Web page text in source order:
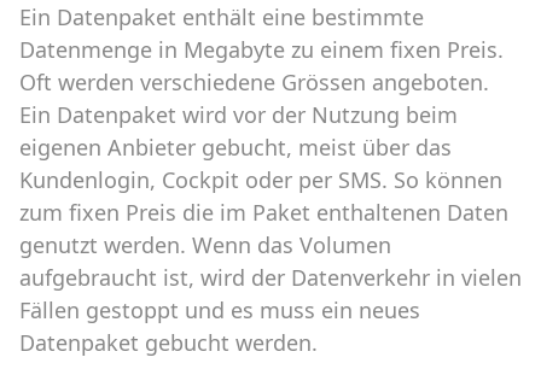
Ein Datenpaket enthält eine bestimmte
Datenmenge in Megabyte zu einem fixen Preis.
Oft werden verschiedene Grössen angeboten.
Ein Datenpaket wird vor der Nutzung beim
eigenen Anbieter gebucht, meist über das
Kundenlogin, Cockpit oder per SMS. So können
zum fixen Preis die im Paket enthaltenen Daten
genutzt werden. Wenn das Volumen
aufgebraucht ist, wird der Datenverkehr in vielen
Fällen gestoppt und es muss ein neues
Datenpaket gebucht werden.